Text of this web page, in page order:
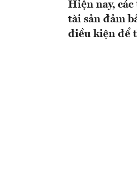
Hiện nay,
tài sản đảm
điều kiện để